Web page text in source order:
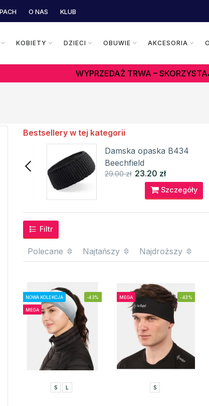
O NAS KLUB
KOBIETY DZIECI OBUWIE AKCESORIA
WYPRZEDAŻ TRWA –
Bestsellery w tej kategorii
Damska opaska B434
Beechfield
29.00 zł 23.20 zł
Szczegóły
Filtr
Polecane Najtańszy Najdroższy
NOWA KOLEKCJA
MEGA
-43%
S
MEGA -43%
S